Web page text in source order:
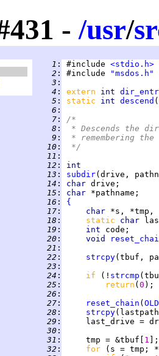
-/usr/
   1
: #include <stdio.h>
   2
: #include
"msdos.h"
   3
:
   4
: extern int
   5
: static int descend
   6
:
   7
:
/*
   8
:
* Descends the
   9
:
* remembering
  10
:
*/
  11
:
  12
:
int
  13
:
subdir
  14
: char
  15
: char
  16
:
{
  17
: char *s, *tmp,
  18
: static char
  19
: int
  20
: void
  21
:
  22
:
strcpy
  23
:
  24
: if (! strcmp
  25
: return ( 0
  26
:
  27
: reset_chain ( OLD
  28
:
strcpy
  29
:
  30
:
  31
:
     tmp = &tbuf[
1
  32
: for
(s = tmp;